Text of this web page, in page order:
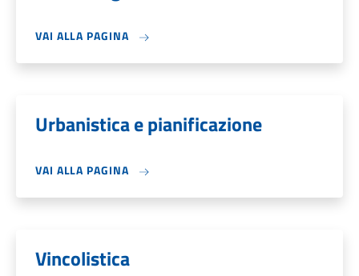
VAI ALLA PAGINA
Urbanistica e pianificazione
VAI ALLA PAGINA
Vincolistica